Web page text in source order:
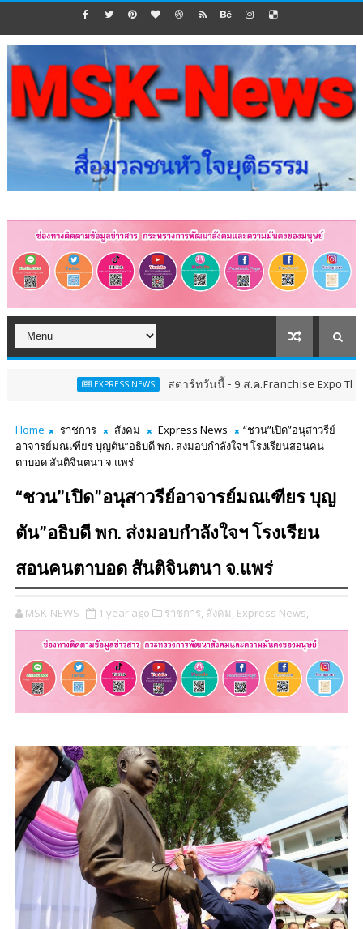
สตาร์ทวันนี้ - 9 ส.ค.Franchise Expo Thailand & TESE
Home ราชการ สังคม Express News
“ชวน”เปิด”อนุสาวรีย์
อาจารย์มณเฑียร บุญตัน”อธิบดี พก. ส่งมอบกำลังใจฯ โรงเรียนสอนคน
ตาบอด สันติจินตนา จ.แพร่
“ชวน”เปิด”อนุสาวรีย์อาจารย์มณเฑียร บุญ
ตัน”อธิบดี พก. ส่งมอบกำลังใจฯ โรงเรียน
สอนคนตาบอด สันติจินตนา จ.แพร่
MSK-NEWS 1 year ago ราชการ, สังคม, Express News,